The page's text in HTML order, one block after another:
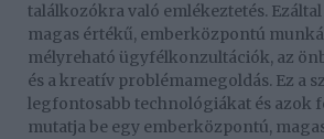
találkozókra való emlékeztetés.
magas értékű, emberközpontú
mélyreható ügyfélkonzultációk, az
és a kreatív problémamegoldás. Ez a
legfontosabb technológiákat és azok
mutatja be egy emberközpontú,